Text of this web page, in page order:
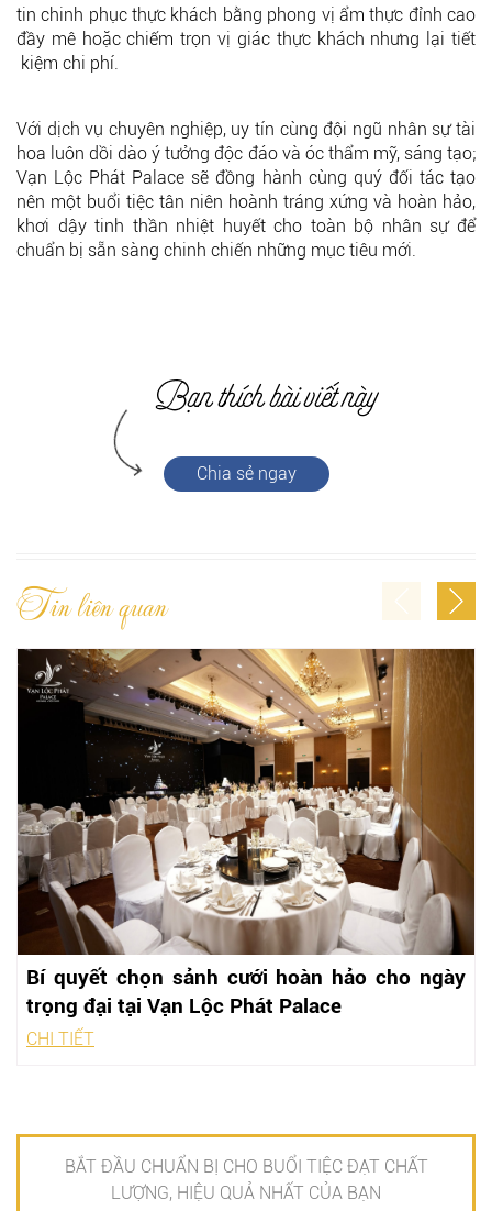
tin chinh phục thực khách bằng phong vị ẩm thực đỉnh cao
đầy mê hoặc chiếm trọn vị giác thực khách nhưng lại tiết
kiệm chi phí.
Với dịch vụ chuyên nghiệp, uy tín cùng đội ngũ nhân sự tài
hoa luôn dồi dào ý tưởng độc đáo và óc thẩm mỹ, sáng tạo;
Vạn Lộc Phát Palace sẽ đồng hành cùng quý đối tác tạo
nên một buổi tiệc tân niên hoành tráng xứng và hoàn hảo,
khơi dậy tinh thần nhiệt huyết cho toàn bộ nhân sự để
chuẩn bị sẵn sàng chinh chiến những mục tiêu mới.
Chia sẻ ngay
Tin liên quan
Bí quyết chọn sảnh cưới hoàn hảo cho ngày
trọng đại tại Vạn Lộc Phát Palace
CHI TIẾT
BẮT ĐẦU CHUẨN BỊ CHO BUỔI TIỆC ĐẠT CHẤT
LƯỢNG, HIỆU QUẢ NHẤT CỦA BẠN